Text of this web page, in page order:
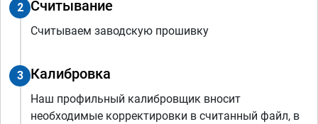
2 Считывание
Считываем заводскую прошивку
3 Калибровка
Наш профильный калибровщик вносит
необходимые корректировки в считанный файл, в